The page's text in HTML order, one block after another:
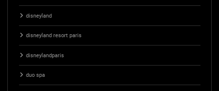
disneyland
disneyland resort paris
disneylandparis
duo spa